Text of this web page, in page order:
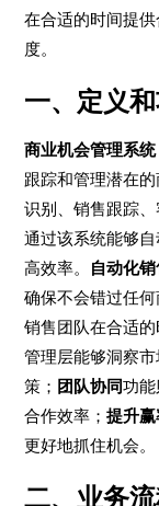
在合适的时间提
度。
一、定义
商业机会管理系统
跟踪和管理潜在
识别、销售跟踪
通过该系统能够
高效率。 自动化
确保不会错过任
销售团队在合适
管理层能够洞察
策； 团队协同功
合作效率；提升赢
更好地抓住机会。
二、业务